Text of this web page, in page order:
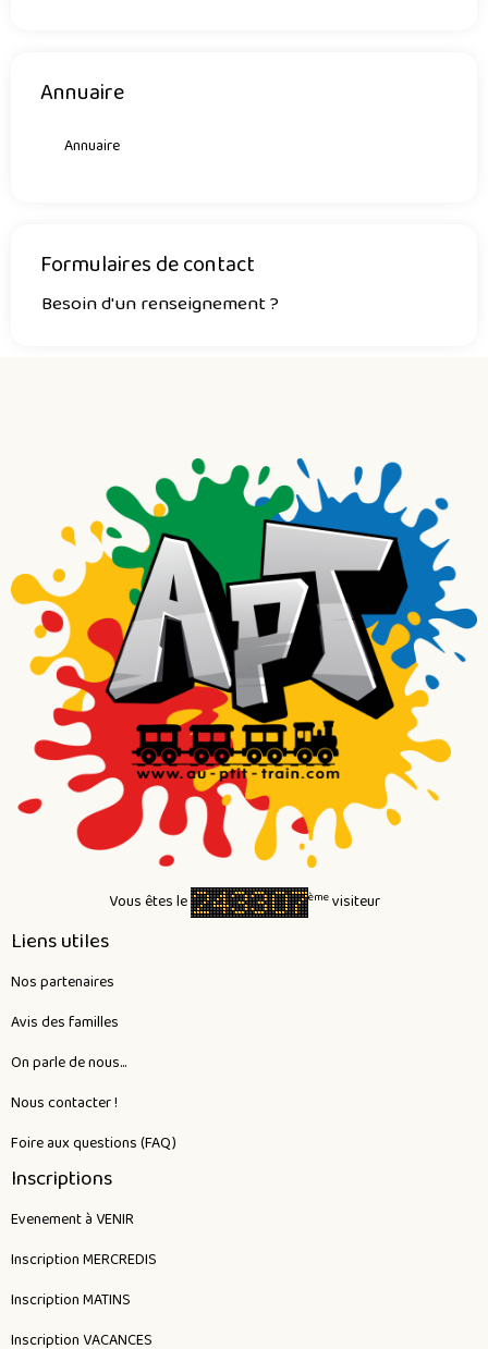
Annuaire
Annuaire
Formulaires de contact
Besoin d'un renseignement ?
Vous êtes le èmevisiteur
Liens utiles
Nos partenaires
Avis des familles
On parle de nous...
Nous contacter !
Foire aux questions (FAQ)
Inscriptions
Evenement à VENIR
Inscription MERCREDIS
Inscription MATINS
Inscription VACANCES